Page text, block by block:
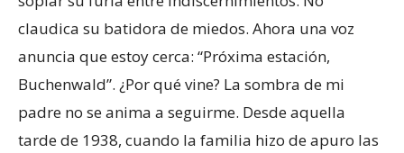
claudica su batidora de miedos. Ahora una voz
anuncia que estoy cerca: “Próxima estación,
Buchenwald”. ¿Por qué vine? La sombra de mi
padre no se anima a seguirme. Desde aquella
tarde de 1938, cuando la familia hizo de apuro las